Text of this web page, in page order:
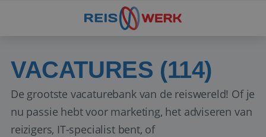
VACATURES (114)
De grootste vacaturebank van de reiswereld! Of je
nu passie hebt voor marketing, het adviseren van
reizigers, IT-specialist bent, of